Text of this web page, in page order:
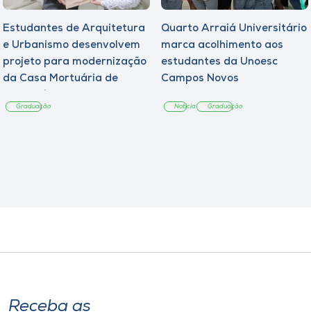
Estudantes de Arquitetura
e Urbanismo desenvolvem
projeto para modernização
da Casa Mortuária de
Graduação
Quarto Arraiá Universitário
marca acolhimento aos
estudantes da Unoesc
Campos Novos
Notícia Graduação
Receba as